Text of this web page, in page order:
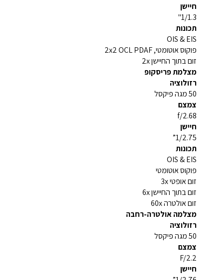
חיישן
1/1.3"
תכונות
OIS & EIS
פוקוס אוטומטי, 2x2 OCL PDAF
זום בתוך החיישן 2x
מצלמת פריסקופ
רזולוציה
50 מגה פיקסל
צמצם
f/2.68
חיישן
1/2.75”
תכונות
OIS & EIS
פוקוס אוטומטי
זום אופטי 3x
זום בתוך החיישן 6x
זום אולטרה 60x
מצלמה אולטרה-רחבה
רזולוציה
50 מגה פיקסל
צמצם
F/2.2
חיישן